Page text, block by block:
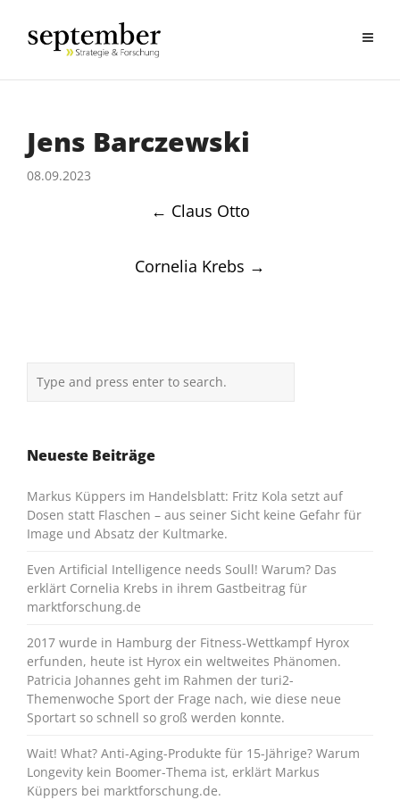
Jens Barczewski
08.09.2023
← Claus Otto
Cornelia Krebs →
Neueste Beiträge
Markus Küppers im Handelsblatt: Fritz Kola setzt auf
Dosen statt Flaschen – aus seiner Sicht keine Gefahr für
Image und Absatz der Kultmarke.
Even Artificial Intelligence needs Soull! Warum? Das
erklärt Cornelia Krebs in ihrem Gastbeitrag für
marktforschung.de
2017 wurde in Hamburg der Fitness-Wettkampf Hyrox
erfunden, heute ist Hyrox ein weltweites Phänomen.
Patricia Johannes geht im Rahmen der turi2-
Themenwoche Sport der Frage nach, wie diese neue
Sportart so schnell so groß werden konnte.
Wait! What? Anti-Aging-Produkte für 15-Jährige? Warum
Longevity kein Boomer-Thema ist, erklärt Markus
Küppers bei marktforschung.de.